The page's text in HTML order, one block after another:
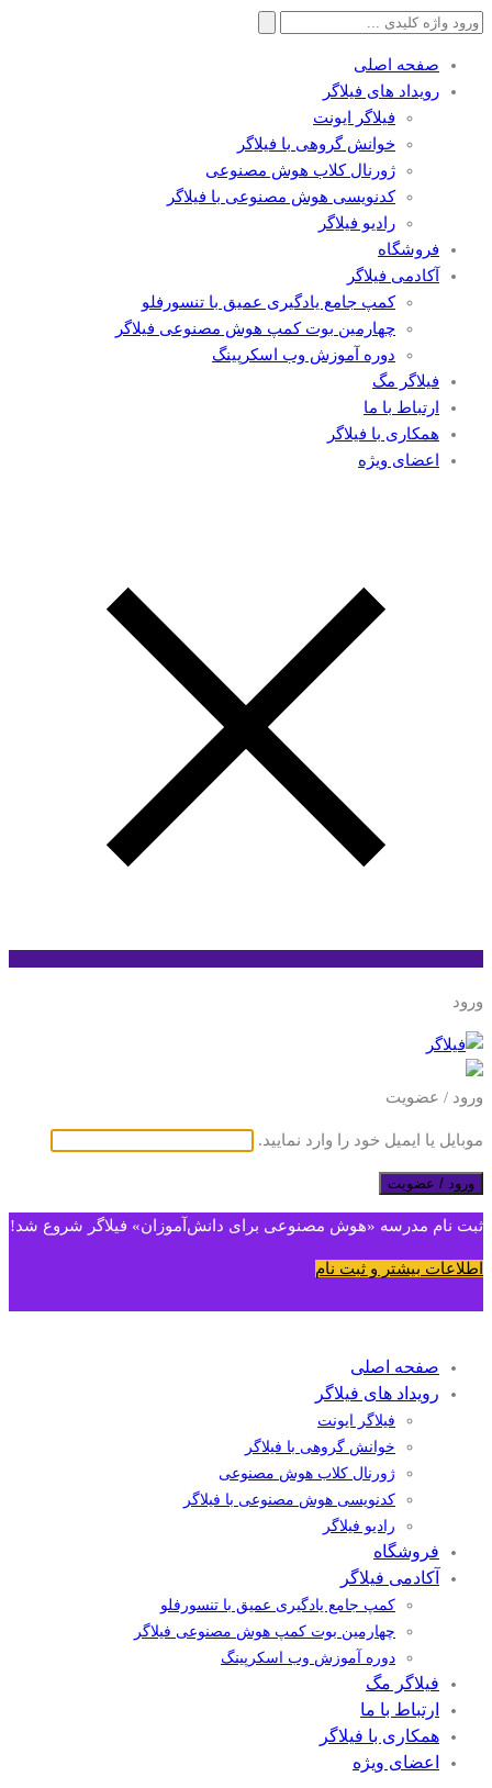
جستجو
صفحه اصلی
رویداد های فیلاگر
فیلاگر ایونت
خوانش گروهی با فیلاگر
ژورنال کلاب هوش مصنوعی
کدنویسی هوش مصنوعی با فیلاگر
رادیو فیلاگر
فروشگاه
آکادمی فیلاگر
کمپ جامع یادگیری عمیق با تنسورفلو
چهارمین بوت کمپ هوش مصنوعی فیلاگر
دوره آموزش وب اسکرپینگ
فیلاگر مگ
ارتباط با ما
همکاری با فیلاگر
اعضای ویژه
ورود
ورود / عضویت
موبایل یا ایمیل خود را وارد نمایید.
ورود / عضویت
ثبت نام مدرسه «هوش مصنوعی برای دانش‌آموزان» فیلاگر شروع شد!
اطلاعات بیشتر و ثبت نام
صفحه اصلی
رویداد های فیلاگر
فیلاگر ایونت
خوانش گروهی با فیلاگر
ژورنال کلاب هوش مصنوعی
کدنویسی هوش مصنوعی با فیلاگر
رادیو فیلاگر
فروشگاه
آکادمی فیلاگر
کمپ جامع یادگیری عمیق با تنسورفلو
چهارمین بوت کمپ هوش مصنوعی فیلاگر
دوره آموزش وب اسکرپینگ
فیلاگر مگ
ارتباط با ما
همکاری با فیلاگر
اعضای ویژه